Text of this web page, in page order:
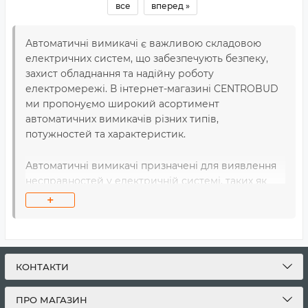
все вперед »
Автоматичні вимикачі є важливою складовою
електричних систем, що забезпечують безпеку,
захист обладнання та надійну роботу
електромережі. В інтернет-магазині CENTROBUD
ми пропонуємо широкий асортимент
автоматичних вимикачів різних типів,
потужностей та характеристик.
Автоматичні вимикачі призначені для виявлення
несправностей у електричній системі, таких як
перевантаження, коротке замикання або
замикання до землі. Коли виникає така ситуація,
обладнання, пожежам та іншим небезпекам.
У нашому асортименті ви знайдете автоматичні
вимикачі з різними кривими вілключення. Вони
+
КОНТАКТИ
ПРО МАГАЗИН